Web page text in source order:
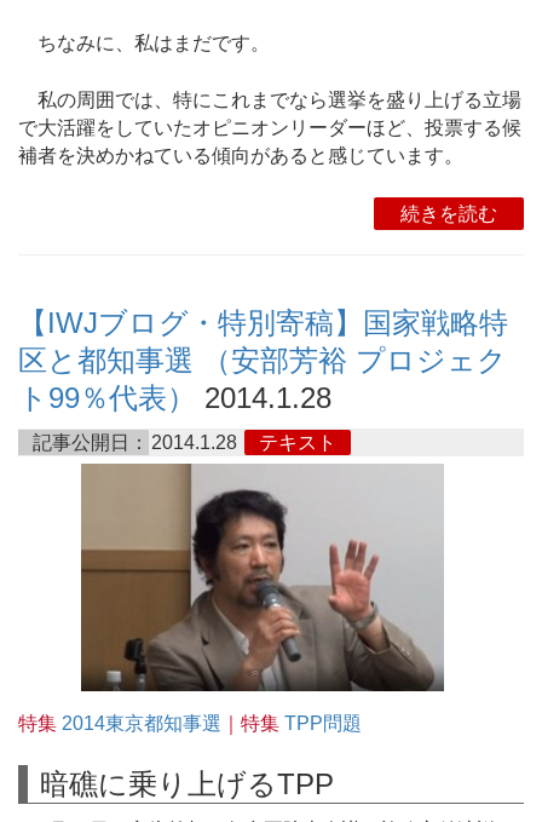
ちなみに、私はまだです。
私の周囲では、特にこれまでなら選挙を盛り上げる立場
で大活躍をしていたオピニオンリーダーほど、投票する候
補者を決めかねている傾向があると感じています。
続きを読む
【IWJブログ・特別寄稿】国家戦略特
区と都知事選 （安部芳裕 プロジェク
ト99％代表）
2014.1.28
記事公開日： 2014.1.28 テキスト
特集 2014東京都知事選 ｜特集 TPP問題
暗礁に乗り上げるTPP